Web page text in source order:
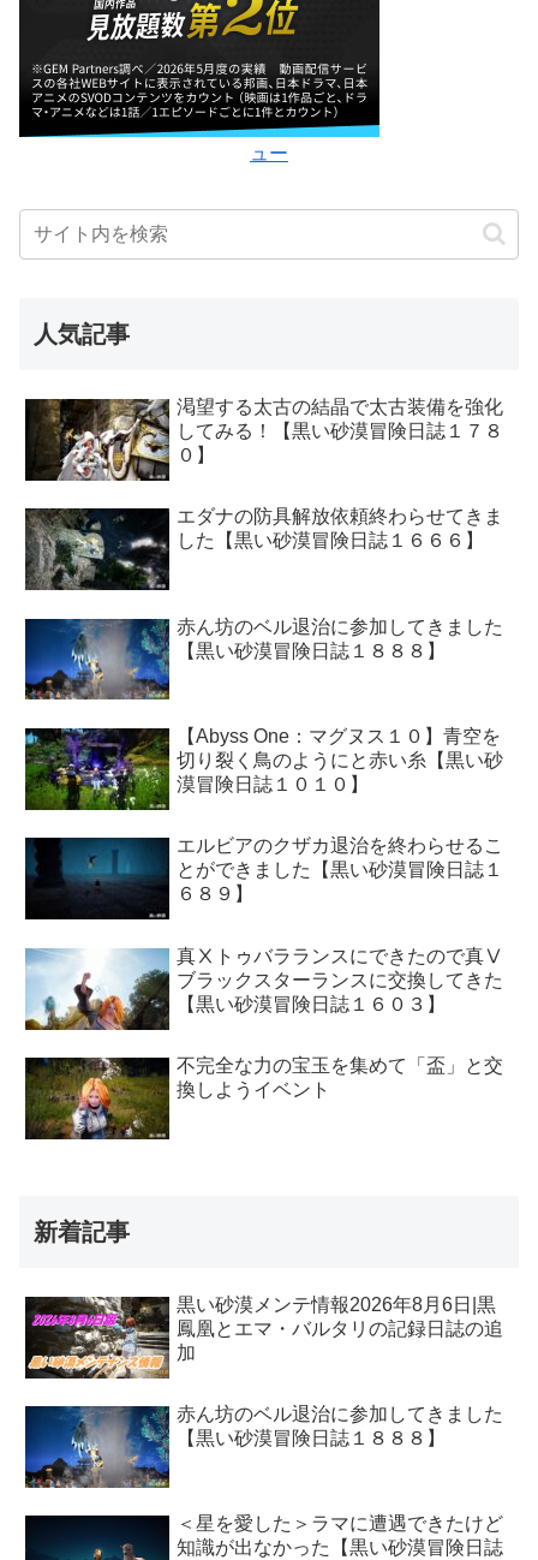
ュー
人気記事
渇望する太古の結晶で太古装備を強化
してみる！【黒い砂漠冒険日誌１７８
０】
エダナの防具解放依頼終わらせてきま
した【黒い砂漠冒険日誌１６６６】
赤ん坊のベル退治に参加してきました
【黒い砂漠冒険日誌１８８８】
【Abyss One：マグヌス１０】青空を
切り裂く鳥のようにと赤い糸【黒い砂
漠冒険日誌１０１０】
エルビアのクザカ退治を終わらせるこ
とができました【黒い砂漠冒険日誌１
６８９】
真Ⅹトゥバラランスにできたので真Ⅴ
ブラックスターランスに交換してきた
【黒い砂漠冒険日誌１６０３】
不完全な力の宝玉を集めて「盃」と交
換しようイベント
新着記事
黒い砂漠メンテ情報2026年8月6日|黒
鳳凰とエマ・バルタリの記録日誌の追
加
赤ん坊のベル退治に参加してきました
【黒い砂漠冒険日誌１８８８】
＜星を愛した＞ラマに遭遇できたけど
知識が出なかった【黒い砂漠冒険日誌